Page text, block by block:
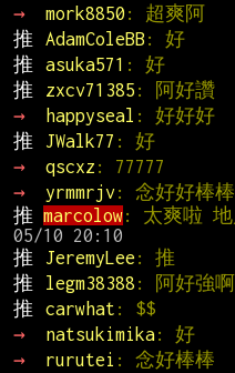
→
mork8850 : 超爽阿
推
AdamColeBB : 好
推
asuka571 : 好
推
zxcv71385 : 阿好讚
→
happyseal : 好好好
推
JWalk77 : 好
→
qscxz : 77777
→
yrmmrjv : 念好好棒棒
推 marcolow
推
JeremyLee : 推
推
legm38388 : 阿好強啊
推
carwhat : $$
→
natsukimika: 好
→
rurutei : 念好棒棒